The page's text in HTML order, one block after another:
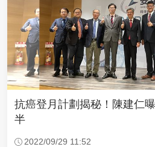
抗癌登月計劃揭秘！陳建仁
半
2022/09/29 11:52